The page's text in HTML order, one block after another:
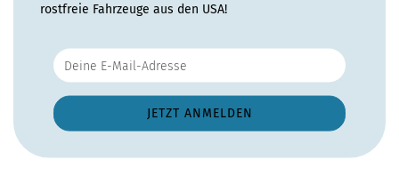
rostfreie Fahrzeuge aus den USA!